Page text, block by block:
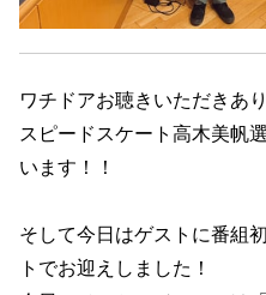
ワチドアお聴きいただきあ
スピードスケート高木美帆
います！！
そして今日はゲストに番組
トでお迎えしました！